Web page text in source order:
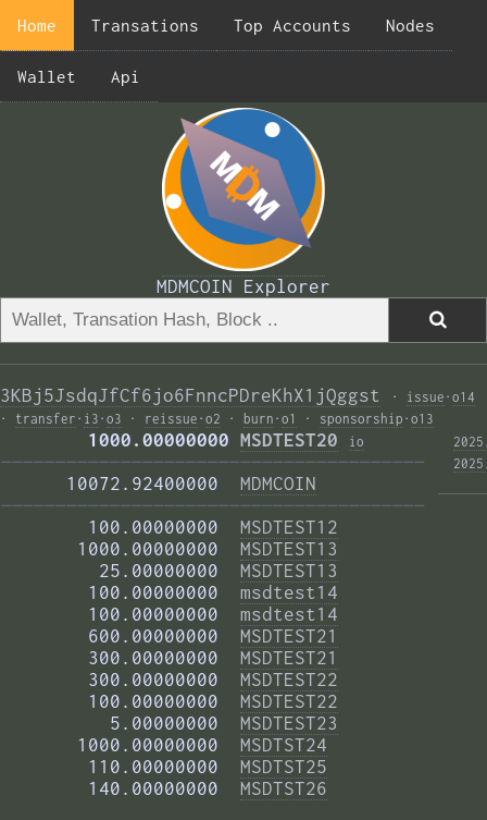
Home Transations Top Accounts Nodes
Wallet Api
MDMCOIN Explorer
3KBj5JsdqJfCf6jo6FnncPDreKhX1jQggst · issue · o14
· transfer · i3 · o3 · reissue · o2 · burn · o1 · sponsorship · o13
        1000.00000000
MSDTEST20 io
———————————————————————————————————————
      10072.92400000
MDMCOIN
———————————————————————————————————————
        100.00000000
MSDTEST12
       1000.00000000
MSDTEST13
         25.00000000
MSDTEST13
        100.00000000
msdtest14
        100.00000000
msdtest14
        600.00000000
MSDTEST21
        300.00000000
MSDTEST21
        300.00000000
MSDTEST22
        100.00000000
MSDTEST22
          5.00000000
MSDTEST23
       1000.00000000
MSDTST24
        110.00000000
MSDTST25
        140.00000000
MSDTST26